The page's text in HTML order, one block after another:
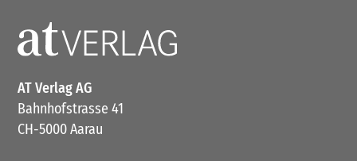
AT Verlag AG
Bahnhofstrasse 41
CH-5000 Aarau